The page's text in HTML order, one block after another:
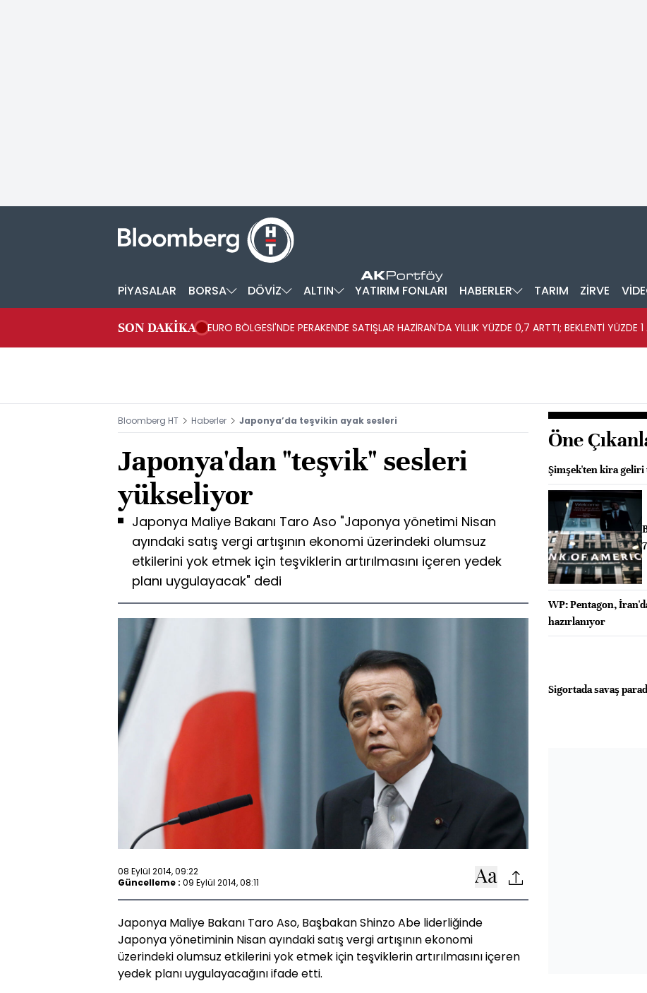
PİYASALAR BORSA DÖVİZ ALTIN YATIRIM FONLARI HABERLER TARIM ZİRVE
SON DAKİKA
EURO BÖLGESİ'NDE PERAKENDE SATIŞLAR HAZİRAN'DA YILLIK YÜZDE 0,7 ARTTI; BEKLENTİ YÜZDE
Bloomberg HT Haberler Japonya’da teşvikin ayak sesleri
Japonya'dan "teşvik" sesleri
yükseliyor
Japonya Maliye Bakanı Taro Aso "Japonya yönetimi Nisan
ayındaki satış vergi artışının ekonomi üzerindeki olumsuz
etkilerini yok etmek için teşviklerin artırılmasını içeren yedek
planı uygulayacak" dedi
08 Eylül 2014, 09:22
Güncelleme : 09 Eylül 2014, 08:11
Japonya Maliye Bakanı Taro Aso, Başbakan Shinzo Abe liderliğinde
Japonya yönetiminin Nisan ayındaki satış vergi artışının ekonomi
üzerindeki olumsuz etkilerini yok etmek için teşviklerin artırılmasını içeren
yedek planı uygulayacağını ifade etti.
Öne
Şimşek'ten kira geliri
WP: Pentagon,
hazırlanıyor
Sigortada savaş